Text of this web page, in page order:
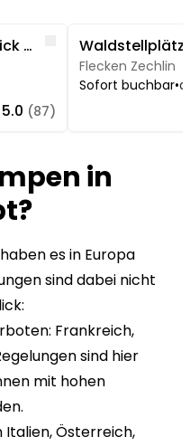
Grüne Auszeit mit Weitblick unter alten Obstbäumen Like
5.0 (87)
Flecken Zechlin
Sofort buchbar•
in
es in Europa
sind dabei nicht
Frankreich,
sind hier
mit hohen
Italien, Österreich,